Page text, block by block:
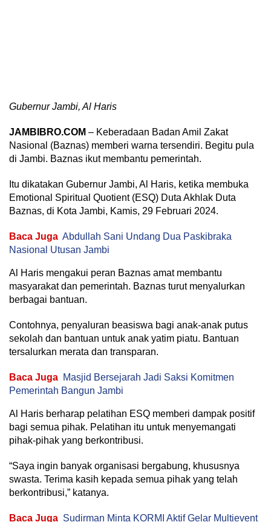
Gubernur Jambi, Al Haris
JAMBIBRO.COM – Keberadaan Badan Amil Zakat
Nasional (Baznas) memberi warna tersendiri. Begitu pula
di Jambi. Baznas ikut membantu pemerintah.
Itu dikatakan Gubernur Jambi, Al Haris, ketika membuka
Emotional Spiritual Quotient (ESQ) Duta Akhlak Duta
Baznas, di Kota Jambi, Kamis, 29 Februari 2024.
Baca Juga Abdullah Sani Undang Dua Paskibraka
Nasional Utusan Jambi
Al Haris mengakui peran Baznas amat membantu
masyarakat dan pemerintah. Baznas turut menyalurkan
berbagai bantuan.
Contohnya, penyaluran beasiswa bagi anak-anak putus
sekolah dan bantuan untuk anak yatim piatu. Bantuan
tersalurkan merata dan transparan.
Baca Juga Masjid Bersejarah Jadi Saksi Komitmen
Pemerintah Bangun Jambi
Al Haris berharap pelatihan ESQ memberi dampak positif
bagi semua pihak. Pelatihan itu untuk menyemangati
pihak-pihak yang berkontribusi.
“Saya ingin banyak organisasi bergabung, khususnya
swasta. Terima kasih kepada semua pihak yang telah
berkontribusi,” katanya.
Baca Juga Sudirman Minta KORMI Aktif Gelar Multievent